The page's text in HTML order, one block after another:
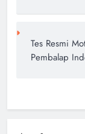
Tes Resmi
Pembalap